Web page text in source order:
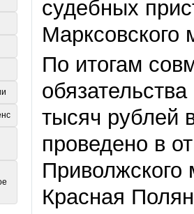
судебных
Марксовского
По итогам
тысяч рублей
проведено в
Приволжского
Красная